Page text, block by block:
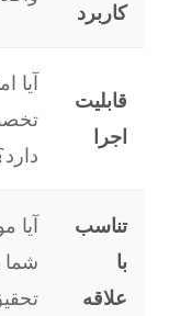
کاربرد
قابلیت
اجرا
آیا
تناسب
با
علاقه
شما